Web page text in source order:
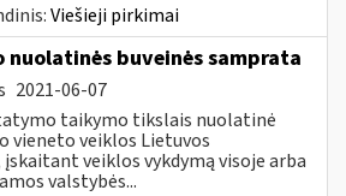
Viešieji pirkimai
nuolatinės buveinės samprata
2021-06-07
taikymo tikslais nuolatinė
vieneto veiklos Lietuvos
veiklos vykdymą visoje arba
valstybės...